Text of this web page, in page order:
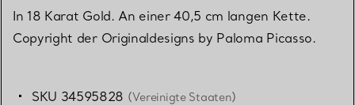
In 18 Karat Gold. An einer 40,5 cm langen Kette.
Copyright der Originaldesigns by Paloma Picasso.
SKU 34595828 (Vereinigte Staaten)